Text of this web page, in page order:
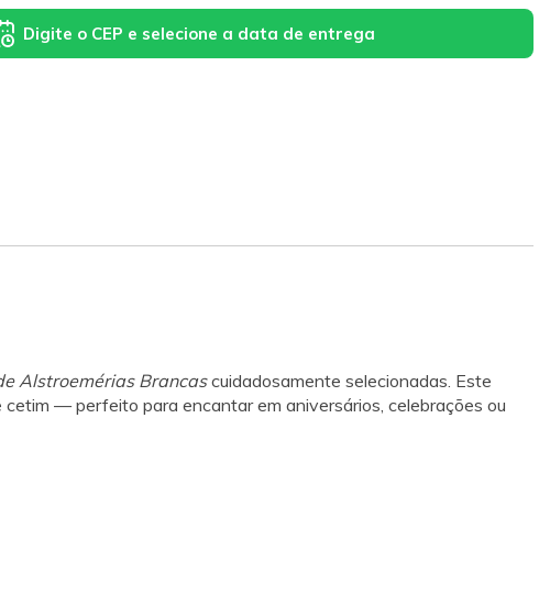
Digite o CEP e selecione a data de entrega
Alstroemérias Brancascuidadosamente selecionadas. Este
— perfeito para encantar em aniversários, celebrações ou